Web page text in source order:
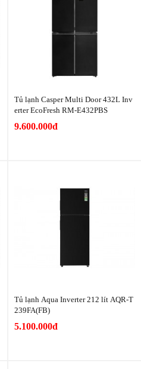
Tủ lạnh Casper Multi Door 432L Inv
erter EcoFresh RM-E432PBS
9.600.000đ
Tủ lạnh Aqua Inverter 212 lít AQR-T
239FA(FB)
5.100.000đ